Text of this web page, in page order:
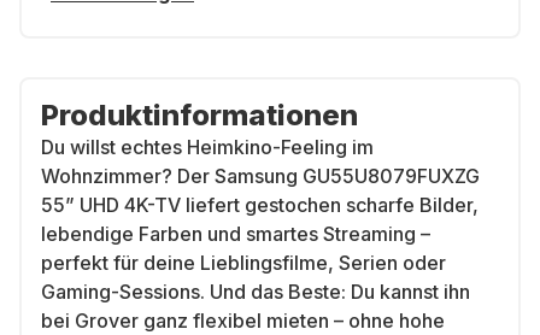
Produktinformationen
Du willst echtes Heimkino-Feeling im
Wohnzimmer? Der Samsung GU55U8079FUXZG
55” UHD 4K-TV liefert gestochen scharfe Bilder,
lebendige Farben und smartes Streaming –
perfekt für deine Lieblingsfilme, Serien oder
Gaming-Sessions. Und das Beste: Du kannst ihn
bei Grover ganz flexibel mieten – ohne hohe